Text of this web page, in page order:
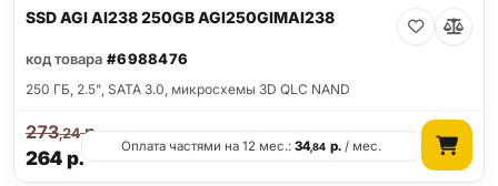
SSD AGI AI238 250GB AGI250GIMAI238
код товара #6988476
250 ГБ, 2.5", SATA 3.0, микросхемы 3D QLC NAND
264р.
273,24р.
Оплата частями на 12 мес.:34,84 р./ мес.